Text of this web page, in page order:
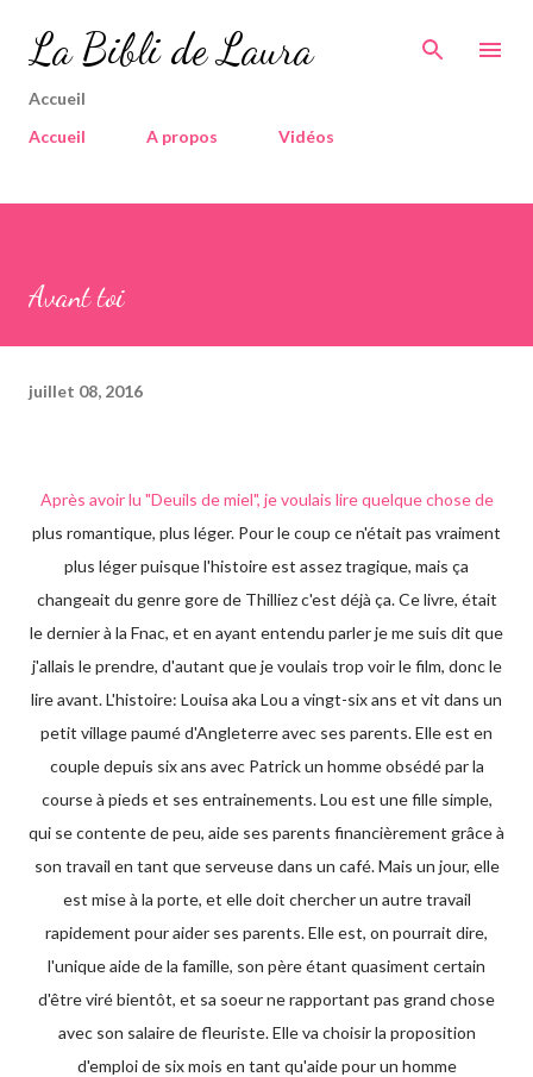
Accéder au contenu principal
La Bibli de Laura
Accueil
Accueil
A propos Vidéos
Avant toi
juillet 08, 2016
Après avoir lu "Deuils de miel", je voulais lire quelque chose de
plus romantique, plus léger. Pour le coup ce n'était pas vraiment
plus léger puisque l'histoire est assez tragique, mais ça
changeait du genre gore de Thilliez c'est déjà ça. Ce livre, était
le dernier à la Fnac, et en ayant entendu parler je me suis dit que
j'allais le prendre, d'autant que je voulais trop voir le film, donc le
lire avant. L'histoire: Louisa aka Lou a vingt-six ans et vit dans un
petit village paumé d'Angleterre avec ses parents. Elle est en
couple depuis six ans avec Patrick un homme obsédé par la
course à pieds et ses entrainements. Lou est une fille simple,
qui se contente de peu, aide ses parents financièrement grâce à
son travail en tant que serveuse dans un café. Mais un jour, elle
est mise à la porte, et elle doit chercher un autre travail
rapidement pour aider ses parents. Elle est, on pourrait dire,
l'unique aide de la famille, son père étant quasiment certain
d'être viré bientôt, et sa soeur ne rapportant pas grand chose
avec son salaire de fleuriste. Elle va choisir la proposition
d'emploi de six mois en tant qu'aide pour un homme